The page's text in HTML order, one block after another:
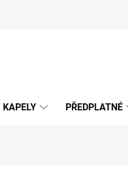
KAPELY PŘEDPLATNÉ